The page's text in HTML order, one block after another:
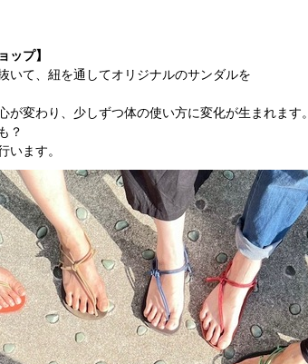
ップ】
いて、紐を通してオリジナルのサンダルを
が変わり、少しずつ体の使い方に変化が生まれます。
？
います。